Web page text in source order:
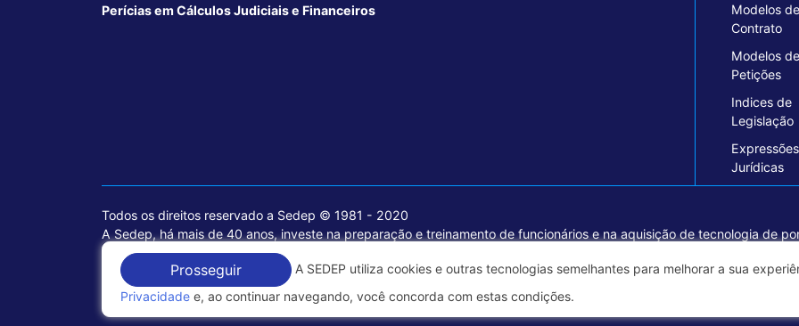
Perícias em Cálculos Judiciais e Financeiros
Modelos de
Contrato
Modelos de
Petições
Indices de
Legislação
Expressões
Jurídicas
Todos os direitos reservado a Sedep © 1981 - 2020
A Sedep, há mais de 40 anos, investe na preparação e treinamento de funcionários e na aquisição de tecnologia de
voltados para a área jurídica, que contemplam informações seguras e excelentes soluções empresariais.
Política de Privacidade
Prosseguir A SEDEP utiliza cookies e outras tecnologias semelhantes para melhorar a sua
Privacidade e, ao continuar navegando, você concorda com estas condições.